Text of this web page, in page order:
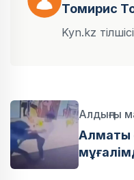
Томирис
Kyn.kz тілшісі
Алдыңғы
Алматы